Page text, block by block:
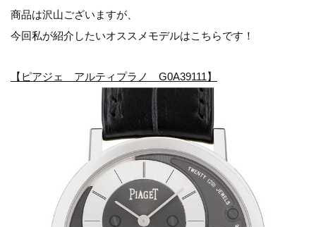
商品は沢山ございますが、
今回私が紹介したいオススメモデルはこちらです！
【ピアジェ アルティプラノ G0A39111】